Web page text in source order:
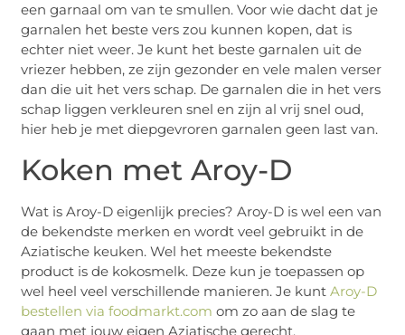
een garnaal om van te smullen. Voor wie dacht dat je
garnalen het beste vers zou kunnen kopen, dat is
echter niet weer. Je kunt het beste garnalen uit de
vriezer hebben, ze zijn gezonder en vele malen verser
dan die uit het vers schap. De garnalen die in het vers
schap liggen verkleuren snel en zijn al vrij snel oud,
hier heb je met diepgevroren garnalen geen last van.
Koken met Aroy-D
Wat is Aroy-D eigenlijk precies? Aroy-D is wel een van
de bekendste merken en wordt veel gebruikt in de
Aziatische keuken. Wel het meeste bekendste
product is de kokosmelk. Deze kun je toepassen op
wel heel veel verschillende manieren. Je kuntAroy-D
bestellen via foodmarkt.com om zo aan de slag te
gaan met jouw eigen Aziatische gerecht.